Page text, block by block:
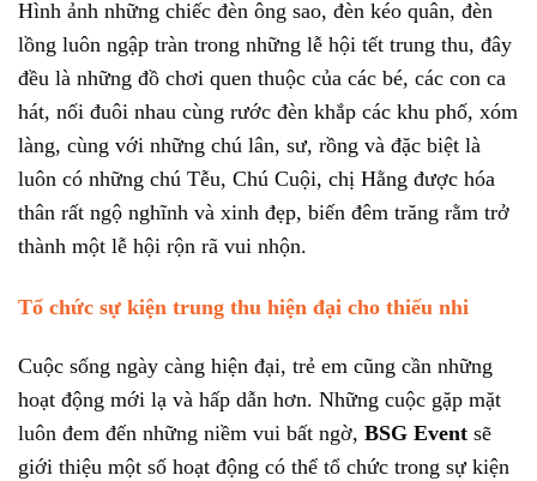
Hình ảnh những chiếc đèn ông sao, đèn kéo quân, đèn
lồng luôn ngập tràn trong những lễ hội tết trung thu, đây
đều là những đồ chơi quen thuộc của các bé, các con ca
hát, nối đuôi nhau cùng rước đèn khắp các khu phố, xóm
làng, cùng với những chú lân, sư, rồng và đặc biệt là
luôn có những chú Tễu, Chú Cuội, chị Hằng được hóa
thân rất ngộ nghĩnh và xinh đẹp, biến đêm trăng rằm trở
thành một lễ hội rộn rã vui nhộn.
Tổ chức sự kiện trung thu hiện đại cho thiếu nhi
Cuộc sống ngày càng hiện đại, trẻ em cũng cần những
hoạt động mới lạ và hấp dẫn hơn. Những cuộc gặp mặt
luôn đem đến những niềm vui bất ngờ, BSG Event sẽ
giới thiệu một số hoạt động có thể tổ chức trong sự kiện